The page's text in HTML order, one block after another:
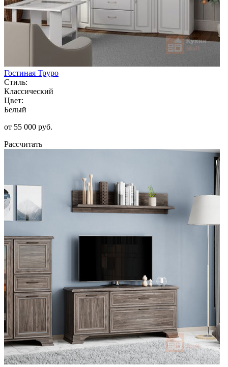
Гостиная Труро
Стиль:
Классический
Цвет:
Белый
от 55 000 руб.
Рассчитать